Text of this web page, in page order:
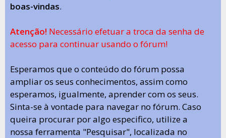
boas-vindas.
Atenção! Necessário efetuar a troca da senha de
acesso para continuar usando o fórum!
Esperamos que o conteúdo do fórum possa
ampliar os seus conhecimentos, assim como
esperamos, igualmente, aprender com os seus.
Sinta-se à vontade para navegar no fórum. Caso
queira procurar por algo especifico, utilize a
nossa ferramenta "Pesquisar", localizada no